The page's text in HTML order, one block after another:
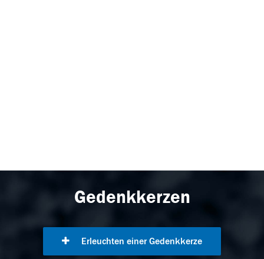
Gedenkkerzen
Erleuchten einer Gedenkkerze